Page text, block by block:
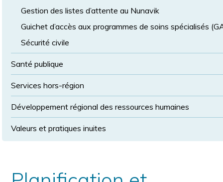
Gestion des listes d’attente au Nunavik
Guichet d’accès aux programmes de soins spécialisés
Sécurité civile
Santé publique
Services hors-région
Développement régional des ressources humaines
Valeurs et pratiques inuites